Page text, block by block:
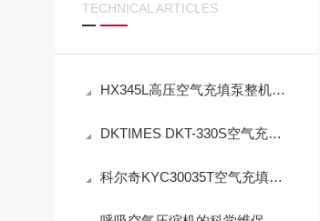
TECHNICAL ARTICLES
HX345L高压空气充填泵整机及配套配件销售与标准化应用技术解析
DKTIMES DKT-330S空气充填泵规范使用与精细化维保技术指南
科尔奇KYC30035T空气充填泵操作使用与注意事项